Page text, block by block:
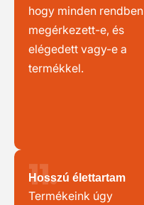
hogy minden rendben
megérkezett-e, és
elégedett vagy-e a
termékkel.
11.
Hosszú élettartam
Termékeink úgy